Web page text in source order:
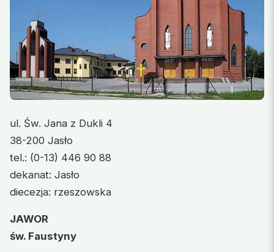
ul. Św. Jana z Dukli 4
38-200 Jasło
tel.: (0-13) 446 90 88
dekanat: Jasło
diecezja: rzeszowska
JAWOR
św. Faustyny